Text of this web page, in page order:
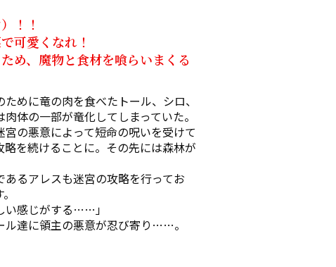
！！
可愛くなれ！
め、魔物と食材を喰らいまくる
めに竜の肉を食べたトール、シロ、
体の一部が竜化してしまっていた。
の悪意によって短命の呪いを受けて
を続けることに。その先には森林が
るアレスも迷宮の攻略を行ってお
い感じがする……」
達に領主の悪意が忍び寄り……。